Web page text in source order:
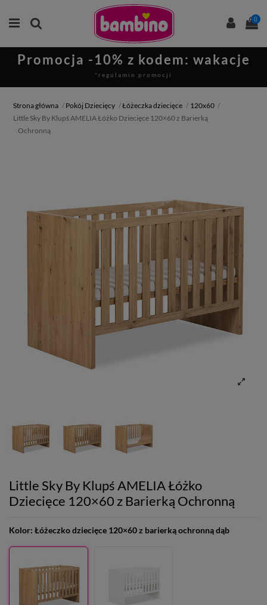
0
Promocja -10% z kodem: wakacje
*regulamin promocji
Strona główna Pokój Dziecięcy Łóżeczka dziecięce
120x60
Little Sky By Klupś AMELIA Łóżko Dziecięce 120×60 z Barierką
Ochronną
Little Sky By Klupś AMELIA Łóżko
Dziecięce 120×60 z Barierką Ochronną
Kolor: Łóżeczko dziecięce 120×60 z barierką ochronną dąb